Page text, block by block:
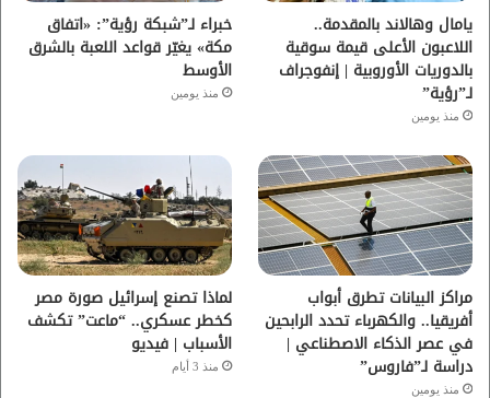
ا
م
يامال وهالاند بالمقدمة..
اللاعبون الأعلى قيمة سوقية
بالدوريات الأوروبية | إنفوجراف
لـ”رؤية”
منذ يومين
خبراء لـ”شبكة رؤية”: «اتفاق
مكة» يغيّر قواعد اللعبة بالشرق
الأوسط
منذ يومين
مراكز البيانات تطرق أبواب
أفريقيا.. والكهرباء تحدد الرابحين
في عصر الذكاء الاصطناعي |
دراسة لـ”فاروس”
منذ يومين
لماذا تصنع إسرائيل صورة مصر
كخطر عسكري.. “ماعت” تكشف
الأسباب | فيديو
منذ 3 أيام